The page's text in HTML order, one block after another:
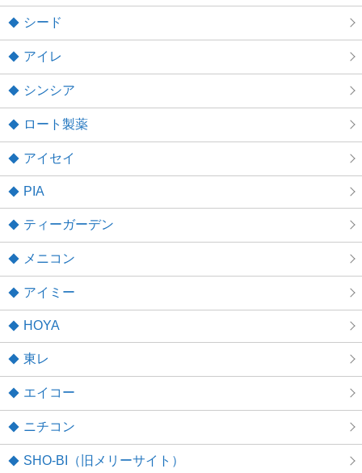
シード
アイレ
シンシア
ロート製薬
アイセイ
PIA
ティーガーデン
メニコン
アイミー
HOYA
東レ
エイコー
ニチコン
SHO-BI（旧メリーサイト）